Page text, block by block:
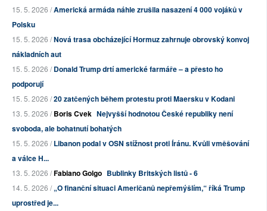
15. 5. 2026 /Americká armáda náhle zrušila nasazení 4 000 vojáků v
Polsku
15. 5. 2026 /Nová trasa obcházející Hormuz zahrnuje obrovský konvoj
nákladních aut
15. 5. 2026 /Donald Trump drtí americké farmáře – a přesto ho
podporují
15. 5. 2026 /20 zatčených během protestu proti Maersku v Kodani
13. 5. 2026 /Boris Cvek Nejvyšší hodnotou České republiky není
svoboda, ale bohatnutí bohatých
15. 5. 2026 /Libanon podal v OSN stížnost proti Íránu. Kvůli vměšování
a válce H...
13. 5. 2026 /Fabiano Golgo Bublinky Britských listů - 6
14. 5. 2026 /„O finanční situaci Američanů nepřemýšlím,“ říká Trump
uprostřed je...